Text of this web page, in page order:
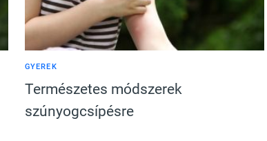
GYEREK
Természetes módszerek
szúnyogcsípésre